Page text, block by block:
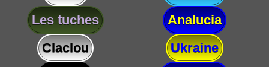
Les tuches
Analucia
Claclou
Ukraine